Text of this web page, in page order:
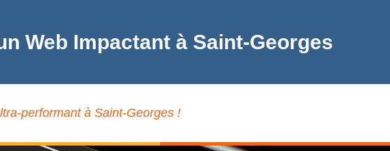
Web Impactant à Saint-Georges
performant à Saint-Georges !